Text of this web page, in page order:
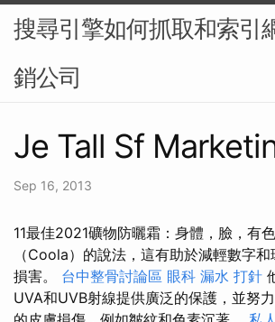
搜尋引擎如何抓取和索引
銷公司
Je Tall Sf
Sep 16, 2013
11最佳2021礦物防曬霜：身體，臉，有
（Coola）的說法，這有助於減輕數字
損害。 台中整骨討論區 眼科 漏水 打針
UVA和UVB射線提供廣泛的保護，並努